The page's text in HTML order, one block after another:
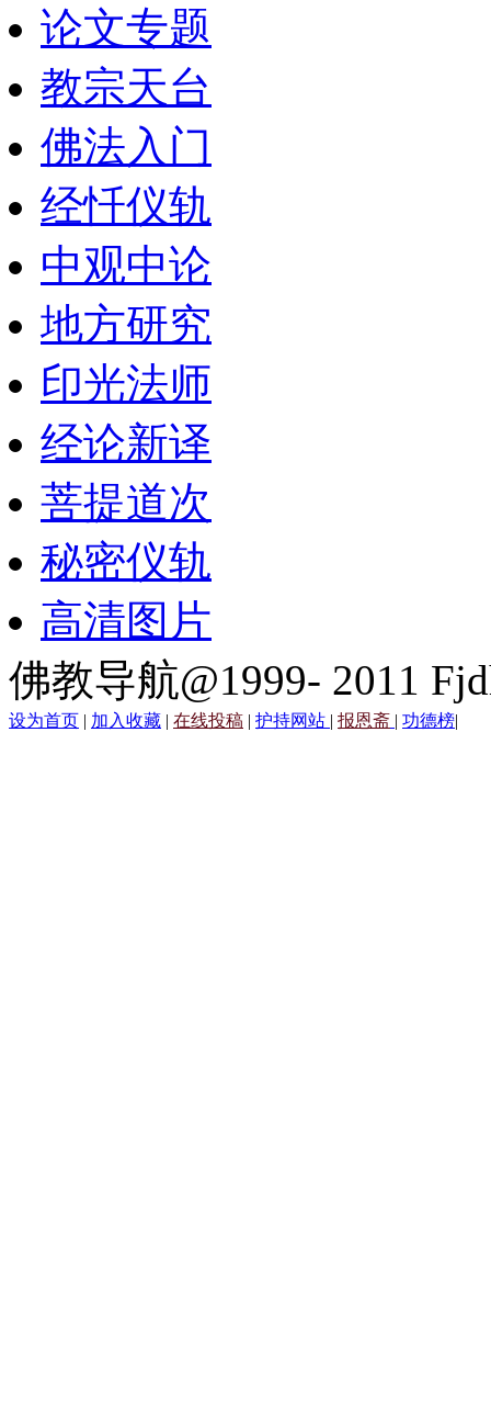
论文专题
教宗天台
佛法入门
经忏仪轨
中观中论
地方研究
印光法师
经论新译
菩提道次
秘密仪轨
高清图片
佛教导航@1999- 2011
设为首页 | 加入收藏 | 在线投稿 | 护持网站 | 报恩斋 | 功德榜|